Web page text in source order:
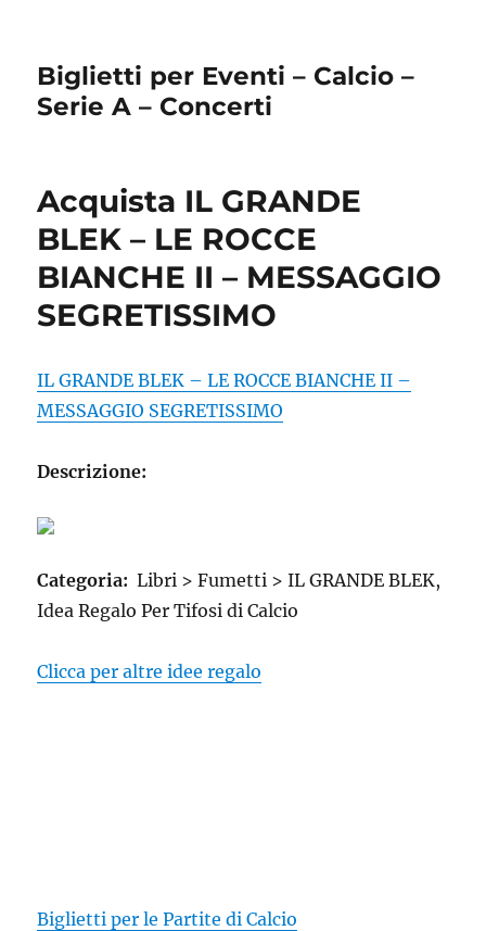
Biglietti per Eventi – Calcio –
Serie A – Concerti
Acquista IL GRANDE
BLEK – LE ROCCE
BIANCHE II – MESSAGGIO
SEGRETISSIMO
IL GRANDE BLEK – LE ROCCE BIANCHE II –
MESSAGGIO SEGRETISSIMO
Descrizione:
Categoria: Libri > Fumetti > IL GRANDE BLEK,
Idea Regalo Per Tifosi di Calcio
Clicca per altre idee regalo
Biglietti per le Partite di Calcio